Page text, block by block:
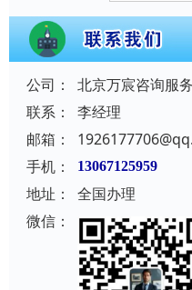
公司：
北京万宸咨询服
联系：
李经理
邮箱：
手机：
13067125959
地址：
全国办理
微信：